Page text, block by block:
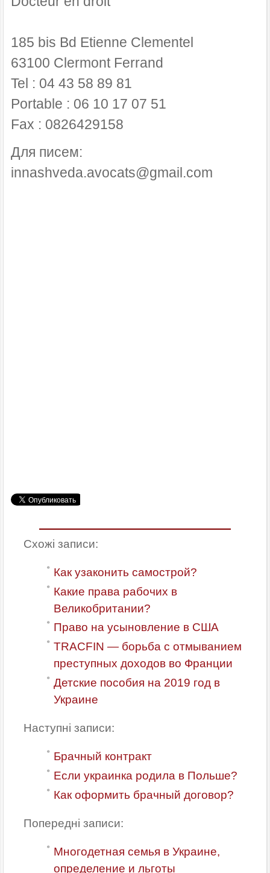
185 bis Bd Etienne Clementel
63100 Clermont Ferrand
Tel : 04 43 58 89 81
Portable : 06 10 17 07 51
Fax : 0826429158
Для писем:
innashveda.avocats@gmail.com
Схожі записи:
Как узаконить самострой?
Какие права рабочих в
Великобритании?
Право на усыновление в США
TRACFIN — борьба с отмыванием
преступных доходов во Франции
Детские пособия на 2019 год в
Украине
Наступні записи:
Брачный контракт
Если украинка родила в Польше?
Как оформить брачный договор?
Попередні записи:
Многодетная семья в Украине,
определение и льготы